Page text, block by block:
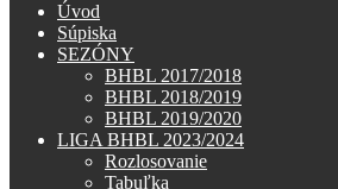
Úvod
Súpiska
SEZÓNY
BHBL 2017/2018
BHBL 2018/2019
BHBL 2019/2020
LIGA BHBL 2023/2024
Rozlosovanie
Tabuľka